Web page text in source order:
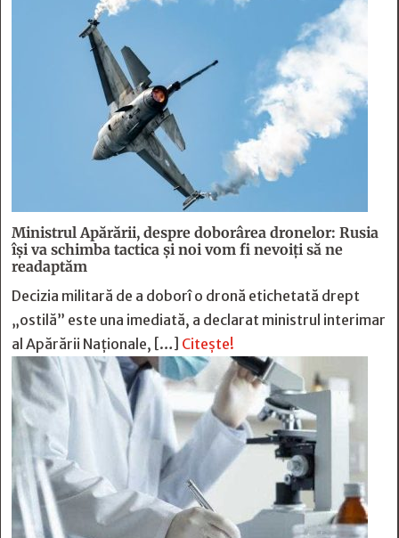
Ministrul Apărării, despre doborârea dronelor: Rusia
îşi va schimba tactica şi noi vom fi nevoiţi să ne
readaptăm
Decizia militară de a doborî o dronă etichetată drept
„ostilă” este una imediată, a declarat ministrul interimar
al Apărării Naţionale, […] Citește!